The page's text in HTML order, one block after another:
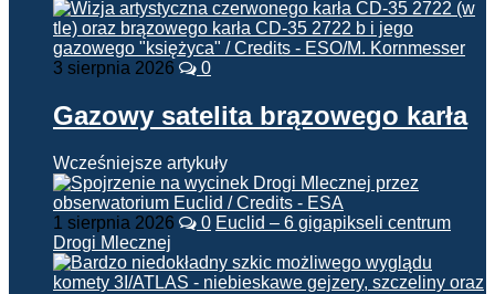
3 sierpnia 2026 0
Gazowy satelita brązowego karła
Wcześniejsze artykuły
1 sierpnia 2026 0 Euclid – 6 gigapikseli centrum
Drogi Mlecznej